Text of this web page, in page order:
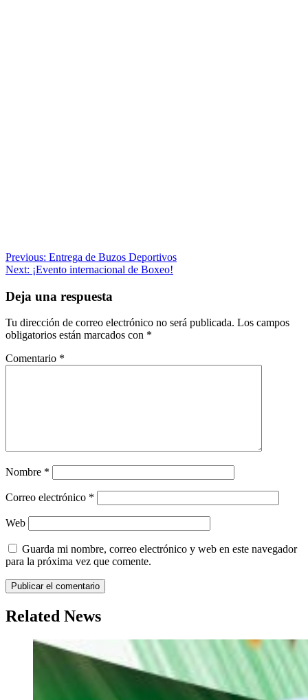
Navegación
de
entradas
Previous: Entrega de Buzos Deportivos
Next: ¡Evento internacional de Boxeo!
Deja una respuesta
Tu dirección de correo electrónico no será publicada. Los campos
obligatorios están marcados con *
Comentario *
Nombre *
Correo electrónico *
Web
Guarda mi nombre, correo electrónico y web en este navegador
para la próxima vez que comente.
Related News